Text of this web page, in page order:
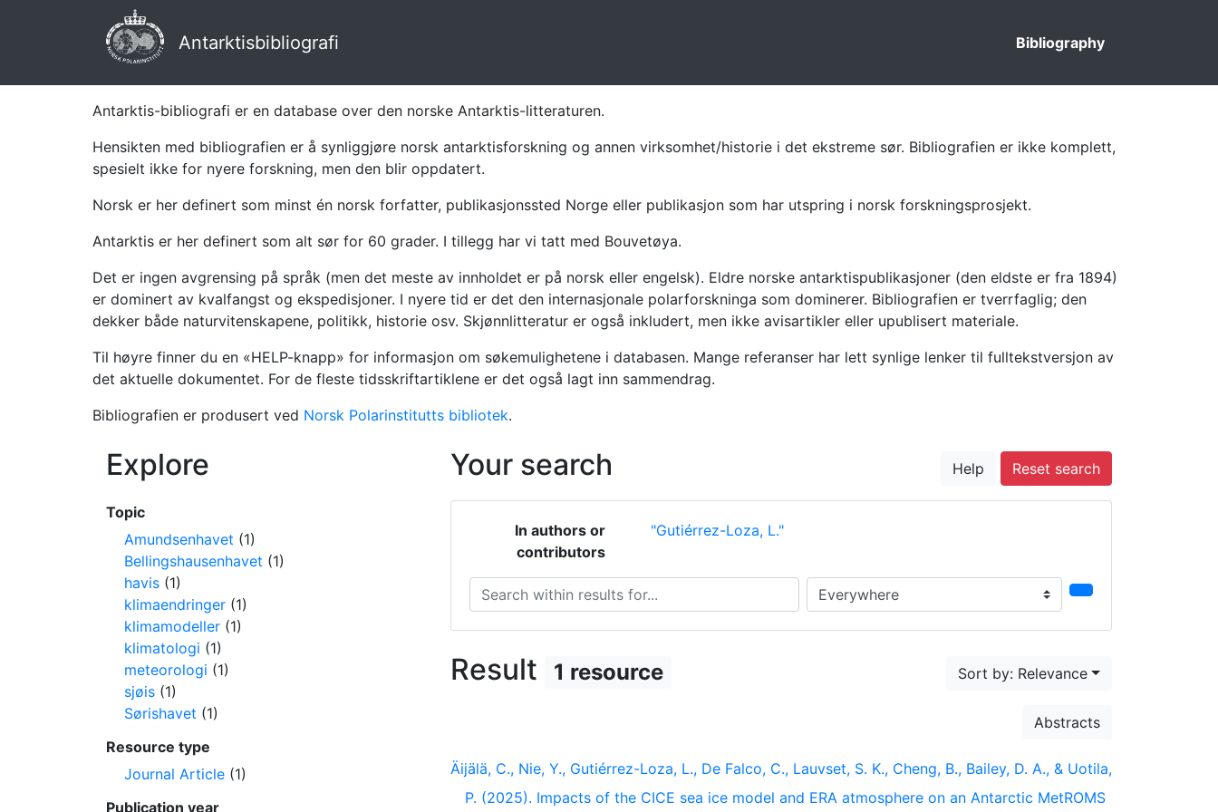
Antarktisbibliografi Bibliography
Antarktis-bibliografi er en database over den norske Antarktis-litteraturen.
Hensikten med bibliografien er å synliggjøre norsk antarktisforskning og annen virksomhet/historie i det ekstreme sør. Bibliografien er ikke komplett,
spesielt ikke for nyere forskning, men den blir oppdatert.
Norsk er her definert som minst én norsk forfatter, publikasjonssted Norge eller publikasjon som har utspring i norsk forskningsprosjekt.
Antarktis er her definert som alt sør for 60 grader. I tillegg har vi tatt med Bouvetøya.
Det er ingen avgrensing på språk (men det meste av innholdet er på norsk eller engelsk). Eldre norske antarktispublikasjoner (den eldste er fra 1894)
er dominert av kvalfangst og ekspedisjoner. I nyere tid er det den internasjonale polarforskninga som dominerer. Bibliografien er tverrfaglig; den
dekker både naturvitenskapene, politikk, historie osv. Skjønnlitteratur er også inkludert, men ikke avisartikler eller upublisert materiale.
Til høyre finner du en «HELP-knapp» for informasjon om søkemulighetene i databasen. Mange referanser har lett synlige lenker til fulltekstversjon av
det aktuelle dokumentet. For de fleste tidsskriftartiklene er det også lagt inn sammendrag.
Bibliografien er produsert ved Norsk Polarinstitutts bibliotek.
Your search Help Reset search
In authors or
contributors
"Gutiérrez-Loza, L."
Search within results for... Search in...
Result 1 resource Sort by: Relevance
Abstracts
Äijälä, C., Nie, Y., Gutiérrez-Loza, L., De Falco, C., Lauvset, S. K., Cheng, B., Bailey, D. A., & Uotila,
P. (2025). Impacts of the CICE sea ice model and ERA atmosphere on an Antarctic MetROMS
Explore
Topic
Amundsenhavet (1)
Bellingshausenhavet (1)
havis (1)
klimaendringer (1)
klimamodeller (1)
klimatologi (1)
meteorologi (1)
sjøis (1)
Sørishavet (1)
Resource type
Journal Article (1)
Publication year